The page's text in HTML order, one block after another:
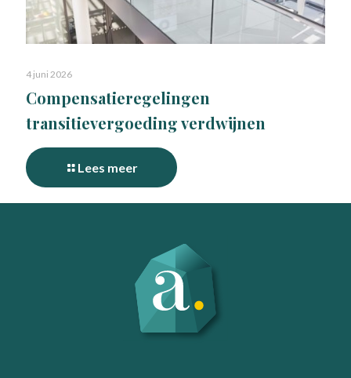
4 juni 2026
Compensatieregelingen
transitievergoeding verdwijnen
Lees meer